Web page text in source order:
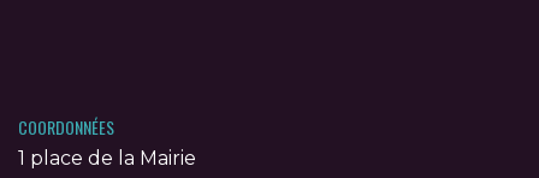
COORDONNÉES
1 place de la Mairie